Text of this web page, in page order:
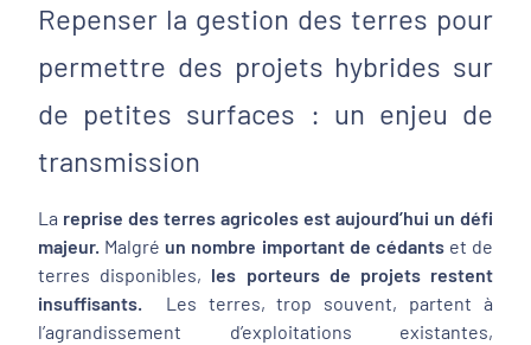
Repenser la gestion des terres pour
permettre des projets hybrides sur
de petites surfaces : un enjeu de
transmission
La reprise des terres agricoles est aujourd’hui un défi
majeur. Malgré un nombre important de cédants et de
terres disponibles, les porteurs de projets restent
insuffisants. Les terres, trop souvent, partent à
l’agrandissement d’exploitations existantes,